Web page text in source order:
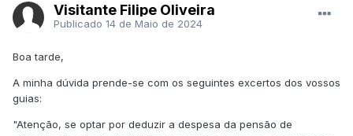
Visitante Filipe Oliveira
Publicado 14 de Maio de 2024
Boa tarde,
A minha dúvida prende-se com os seguintes excertos dos vossos
guias:
"Atenção, se optar por deduzir a despesa da pensão de